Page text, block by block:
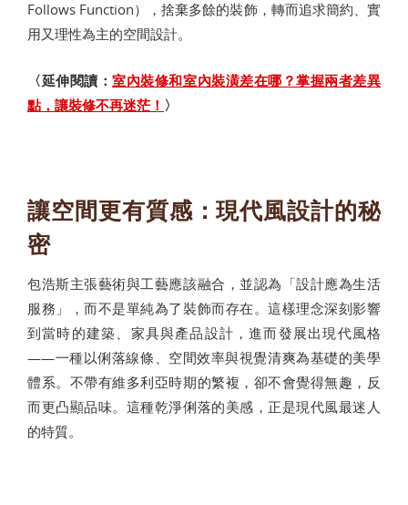
Follows Function），捨棄多餘的裝飾，轉而追求簡約、實
用又理性為主的空間設計。
〈延伸閱讀：室內裝修和室內裝潢差在哪？掌握兩者差異
點，讓裝修不再迷茫！ 〉
讓空間更有質感：現代風設計的秘
密
包浩斯主張藝術與工藝應該融合，並認為「設計應為生活
服務」，而不是單純為了裝飾而存在。這樣理念深刻影響
到當時的建築、家具與產品設計，進而發展出現代風格
——一種以俐落線條、空間效率與視覺清爽為基礎的美學
體系。不帶有維多利亞時期的繁複，卻不會覺得無趣，反
而更凸顯品味。這種乾淨俐落的美感，正是現代風最迷人
的特質。